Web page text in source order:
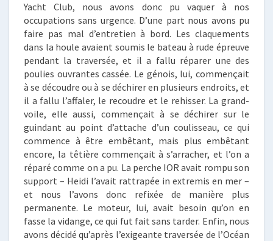
Yacht Club, nous avons donc pu vaquer à nos
occupations sans urgence. D’une part nous avons pu
faire pas mal d’entretien à bord. Les claquements
dans la houle avaient soumis le bateau à rude épreuve
pendant la traversée, et il a fallu réparer une des
poulies ouvrantes cassée. Le génois, lui, commençait
à se découdre ou à se déchirer en plusieurs endroits, et
il a fallu l’affaler, le recoudre et le rehisser. La grand-
voile, elle aussi, commençait à se déchirer sur le
guindant au point d’attache d’un coulisseau, ce qui
commence à être embêtant, mais plus embêtant
encore, la têtière commençait à s’arracher, et l’on a
réparé comme on a pu. La perche IOR avait rompu son
support – Heidi l’avait rattrapée in extremis en mer –
et nous l’avons donc refixée de manière plus
permanente. Le moteur, lui, avait besoin qu’on en
fasse la vidange, ce qui fut fait sans tarder. Enfin, nous
avons décidé qu’après l’exigeante traversée de l’Océan